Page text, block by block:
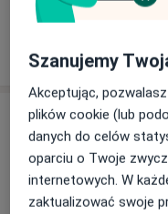
Usługi i ceny
Konsultacja
250 zł Szczegóły
Szanujemy
Akceptując,
plików cookie (lub
danych do celów
oparciu o Twoje
internetowych. W
zaktualizować swoje